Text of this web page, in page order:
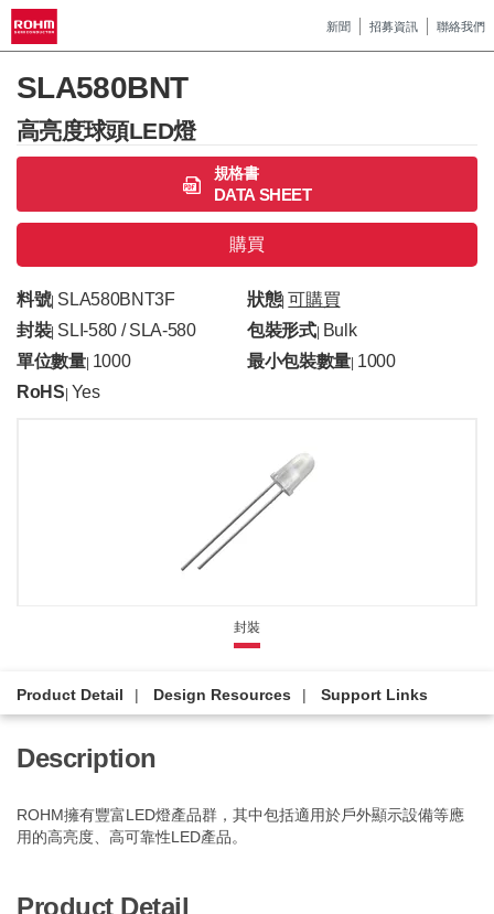
新聞 招募資訊 聯絡我們
SLA580BNT
高亮度球頭LED燈
規格書
DATA SHEET
購買
料號| SLA580BNT3F 狀態| 可購買
封裝| SLI-580 / SLA-580 包裝形式| Bulk
單位數量| 1000 最小包裝數量 1000
RoHS Yes
封裝
Product Detail Design Resources Support Links
Description
ROHM擁有豐富LED燈產品群，其中包括適用於戶外顯示設備等應
用的高亮度、高可靠性LED產品。
Product Detail